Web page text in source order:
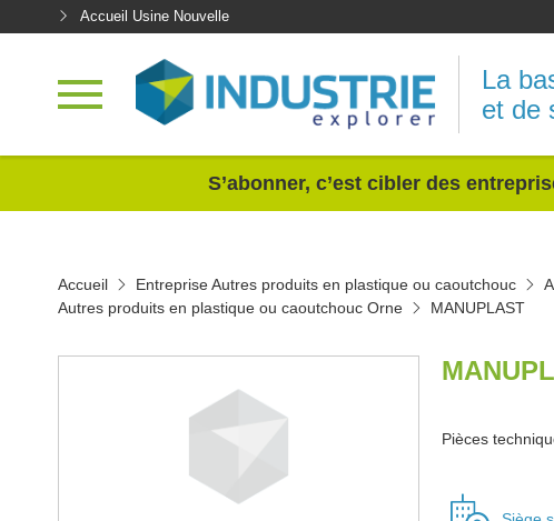
Accueil Usine Nouvelle
La
et de
S’abonner, c’est cibler des
Accueil Entreprise Autres produits en plastique ou caoutchouc
Autres produits en plastique ou caoutchouc Orne
MANUPLAST
Pièces